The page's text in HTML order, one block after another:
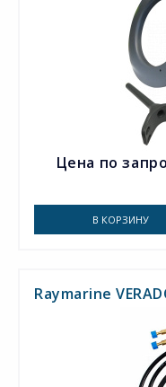
Цена по
В КОРЗИНУ
Raymarine